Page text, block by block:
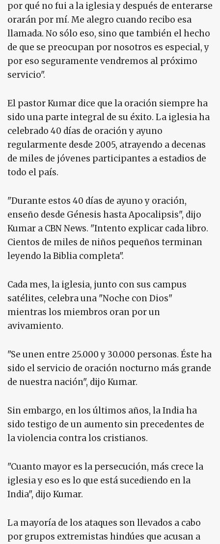
por qué no fui a la iglesia y después de enterarse
orarán por mí. Me alegro cuando recibo esa
llamada. No sólo eso, sino que también el hecho
de que se preocupan por nosotros es especial, y
por eso seguramente vendremos al próximo
servicio".
El pastor Kumar dice que la oración siempre ha
sido una parte integral de su éxito. La iglesia ha
celebrado 40 días de oración y ayuno
regularmente desde 2005, atrayendo a decenas
de miles de jóvenes participantes a estadios de
todo el país.
"Durante estos 40 días de ayuno y oración,
enseño desde Génesis hasta Apocalipsis", dijo
Kumar a CBN News. "Intento explicar cada libro.
Cientos de miles de niños pequeños terminan
leyendo la Biblia completa".
Cada mes, la iglesia, junto con sus campus
satélites, celebra una "Noche con Dios"
mientras los miembros oran por un
avivamiento.
"Se unen entre 25.000 y 30.000 personas. Éste ha
sido el servicio de oración nocturno más grande
de nuestra nación", dijo Kumar.
Sin embargo, en los últimos años, la India ha
sido testigo de un aumento sin precedentes de
la violencia contra los cristianos.
"Cuanto mayor es la persecución, más crece la
iglesia y eso es lo que está sucediendo en la
India", dijo Kumar.
La mayoría de los ataques son llevados a cabo
por grupos extremistas hindúes que acusan a